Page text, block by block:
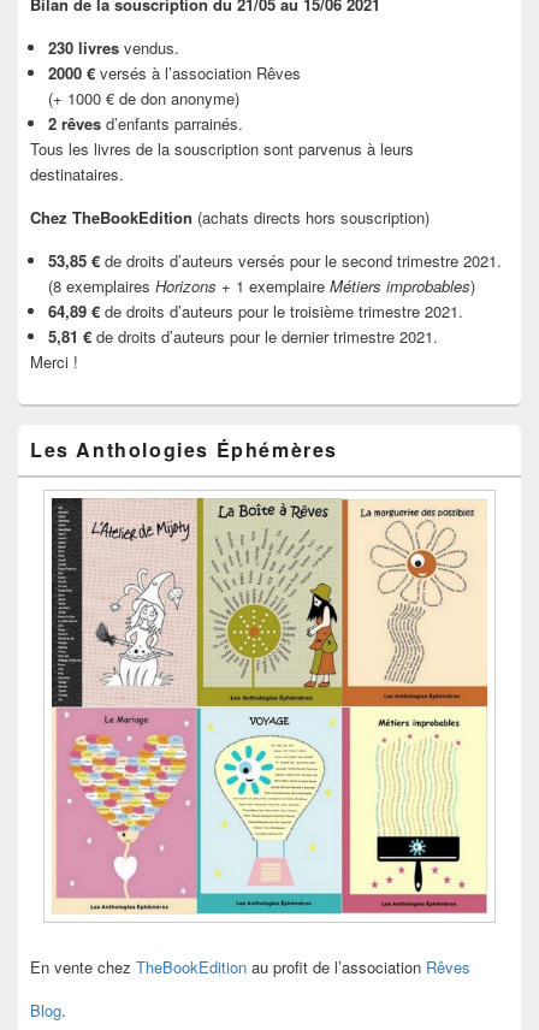
230 livres vendus.
2000 € versés à l’association Rêves
(+ 1000 € de don anonyme)
2 rêves d’enfants parrainés.
Tous les livres de la souscription sont parvenus à leurs
destinataires.
Chez TheBookEdition (achats directs hors souscription)
53,85 € de droits d’auteurs versés pour le second trimestre 2021.
(8 exemplaires Horizons + 1 exemplaire Métiers improbables)
64,89 € de droits d’auteurs pour le troisième trimestre 2021.
5,81 € de droits d’auteurs pour le dernier trimestre 2021.
Merci !
Les Anthologies Éphémères
En vente chez TheBookEdition au profit de l’association Rêves
Blog.